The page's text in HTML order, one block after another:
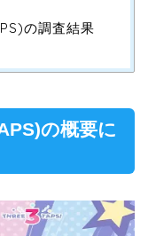
の調査結果
の概要に